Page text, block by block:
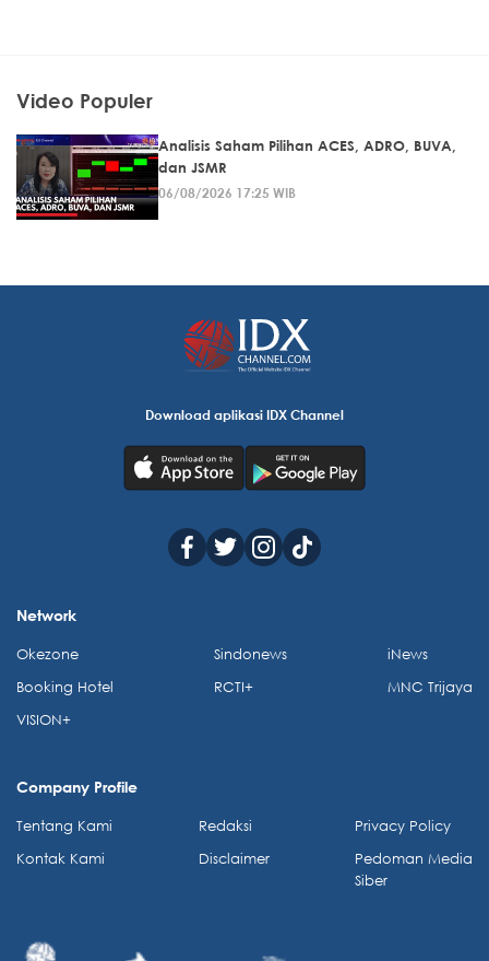
Video Populer
Analisis Saham Pilihan ACES, ADRO, BUVA,
dan JSMR
06/08/2026 17:25 WIB
Download aplikasi IDX Channel
Network
Okezone
Booking Hotel
VISION+
Sindonews
RCTI+
iNews
MNC Trijaya
Company Profile
Tentang Kami
Kontak Kami
Redaksi
Disclaimer
Privacy Policy
Pedoman Media
Siber